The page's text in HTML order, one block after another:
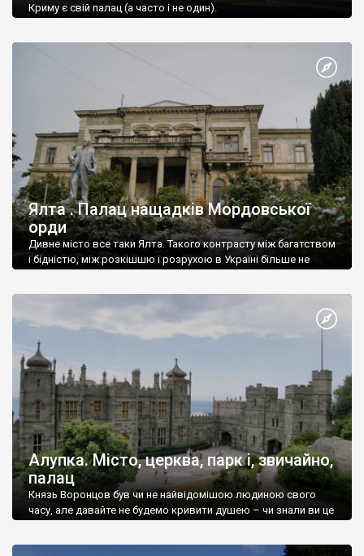
Криму є свій палац (а часто і не один).
Ялта . Палац нащадків Мордовської
орди
Дивне місто все таки Ялта. Такого контрасту між багатством
і бідністю, між розкішшю і розрухою в Україні більше не
Алупка. Місто, церква, парк і, звичайно,
палац
Князь Воронцов був чи не найвідомішою людиною свого
часу, але давайте не будемо кривити душею – чи знали ви це